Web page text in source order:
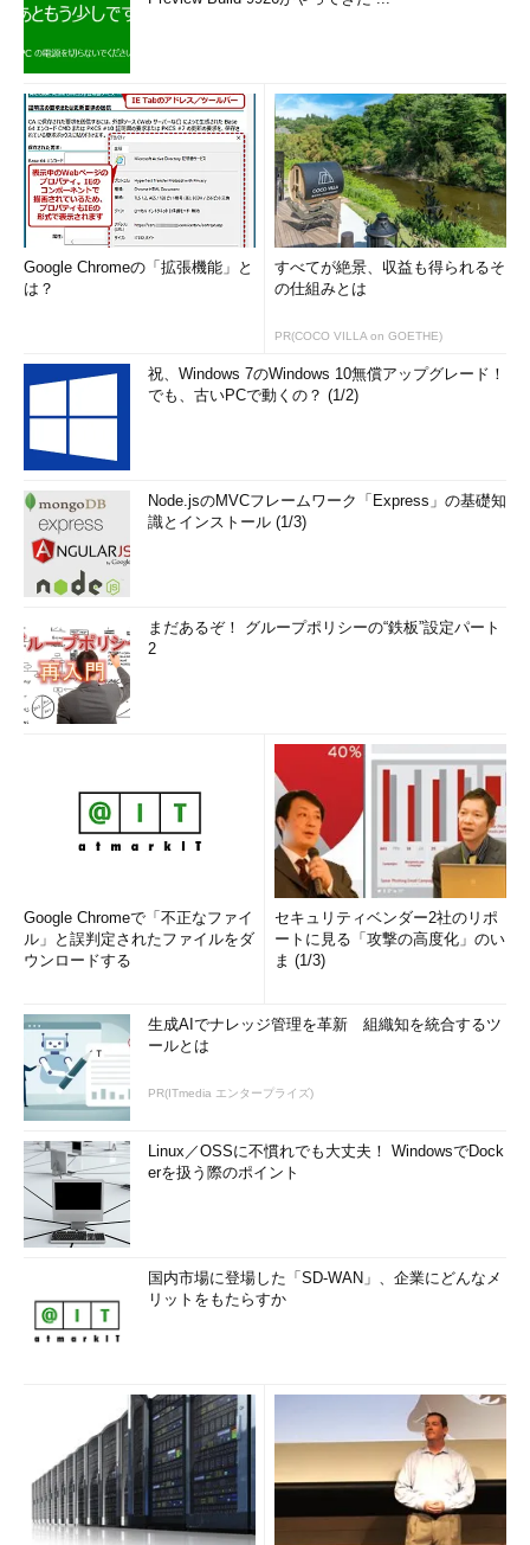
Google Chromeの「拡張機能」と
は？
すべてが絶景、収益も得られるそ
の仕組みとは
PR(COCO VILLA on GOETHE)
祝、Windows 7のWindows 10無償アップグレード！
でも、古いPCで動くの？ (1/2)
Node.jsのMVCフレームワーク「Express」の基礎知
識とインストール (1/3)
まだあるぞ！ グループポリシーの“鉄板”設定パート
2
Google Chromeで「不正なファイ
ル」と誤判定されたファイルをダ
ウンロードする
セキュリティベンダー2社のリポ
ートに見る「攻撃の高度化」のい
ま (1/3)
生成AIでナレッジ管理を革新 組織知を統合するツ
ールとは
PR(ITmedia エンタープライズ)
Linux／OSSに不慣れでも大丈夫！ WindowsでDock
erを扱う際のポイント
国内市場に登場した「SD-WAN」、企業にどんなメ
リットをもたらすか